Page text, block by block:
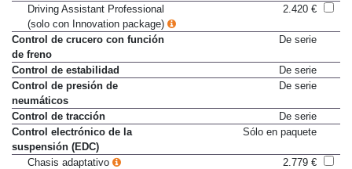
Driving Assistant Professional
(solo con Innovation package)
2.420 €
Control de crucero con función
de freno
De serie
Control de estabilidad
De serie
Control de presión de
neumáticos
De serie
Control de tracción
De serie
Control electrónico de la
suspensión (EDC)
Sólo en paquete
Chasis adaptativo
2.779 €